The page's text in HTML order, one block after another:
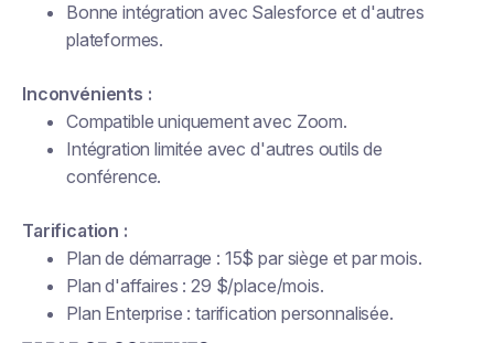
Bonne intégration avec Salesforce et d'autres
plateformes.
Inconvénients :
Compatible uniquement avec Zoom.
Intégration limitée avec d'autres outils de
conférence.
Tarification :
Plan de démarrage : 15$ par siège et par mois.
Plan d'affaires : 29 $/place/mois.
Plan Enterprise : tarification personnalisée.